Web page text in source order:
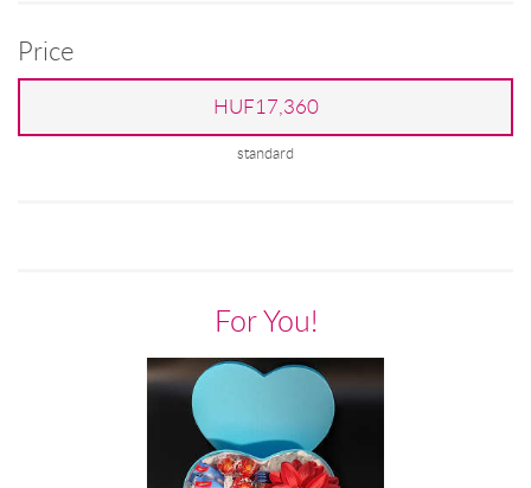
Price
HUF17,360
standard
For You!